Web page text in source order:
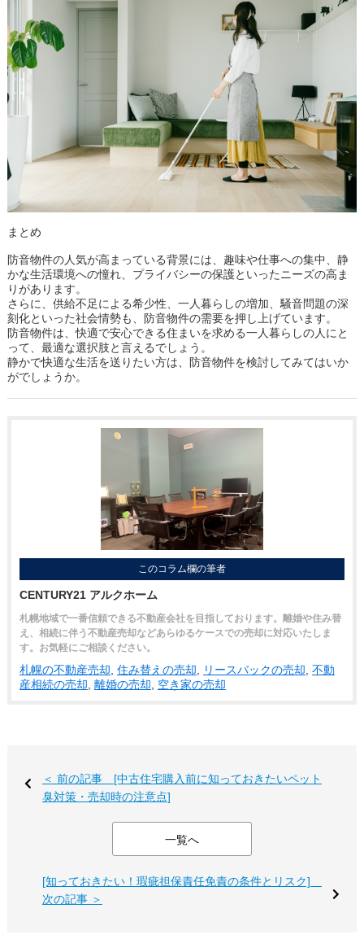
まとめ
防音物件の人気が高まっている背景には、趣味や仕事への集中、静
かな生活環境への憧れ、プライバシーの保護といったニーズの高ま
りがあります。
さらに、供給不足による希少性、一人暮らしの増加、騒音問題の深
刻化といった社会情勢も、防音物件の需要を押し上げています。
防音物件は、快適で安心できる住まいを求める一人暮らしの人にと
って、最適な選択肢と言えるでしょう。
静かで快適な生活を送りたい方は、防音物件を検討してみてはいか
がでしょうか。
このコラム欄の筆者
CENTURY21 アルクホーム
札幌地域で一番信頼できる不動産会社を目指しております。離婚や住み替
え、相続に伴う不動産売却などあらゆるケースでの売却に対応いたしま
す。お気軽にご相談ください。
札幌の不動産売却 住み替えの売却 リースバックの売却 不動
産相続の売却 離婚の売却 空き家の売却
＜ 前の記事 [中古住宅購入前に知っておきたいペット
臭対策・売却時の注意点]
一覧へ
[知っておきたい！瑕疵担保責任免責の条件とリスク]
次の記事 ＞